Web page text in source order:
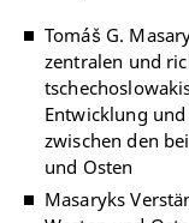
Tomáš G.
zentralen und
Entwicklung
zwischen den
und Osten
Masaryks